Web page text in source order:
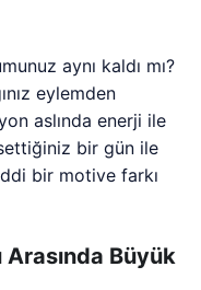
aynı kaldı mı?
eylemden
aslında enerji ile
bir gün ile
bir motive farkı
Arasında Büyük